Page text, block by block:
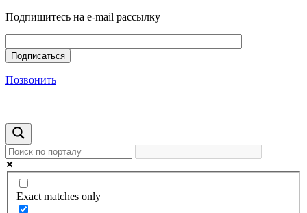
Подпишитесь на e-mail рассылку
Позвонить
Exact matches only